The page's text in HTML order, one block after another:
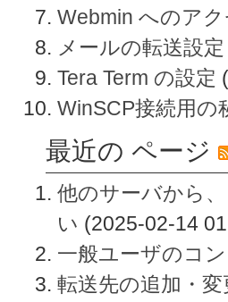
Webmin へのア
メールの転送設定
Tera Term の設定
WinSCP接続用の
最近の ページ
他のサーバから
い (2025-02-14
一般ユーザのコ
転送先の追加・